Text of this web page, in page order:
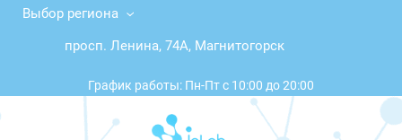
Выбор региона
просп. Ленина, 74А, Магнитогорск
График работы: Пн-Пт с 10:00 до 20:00